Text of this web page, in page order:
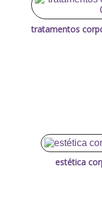
tratamentos
estética